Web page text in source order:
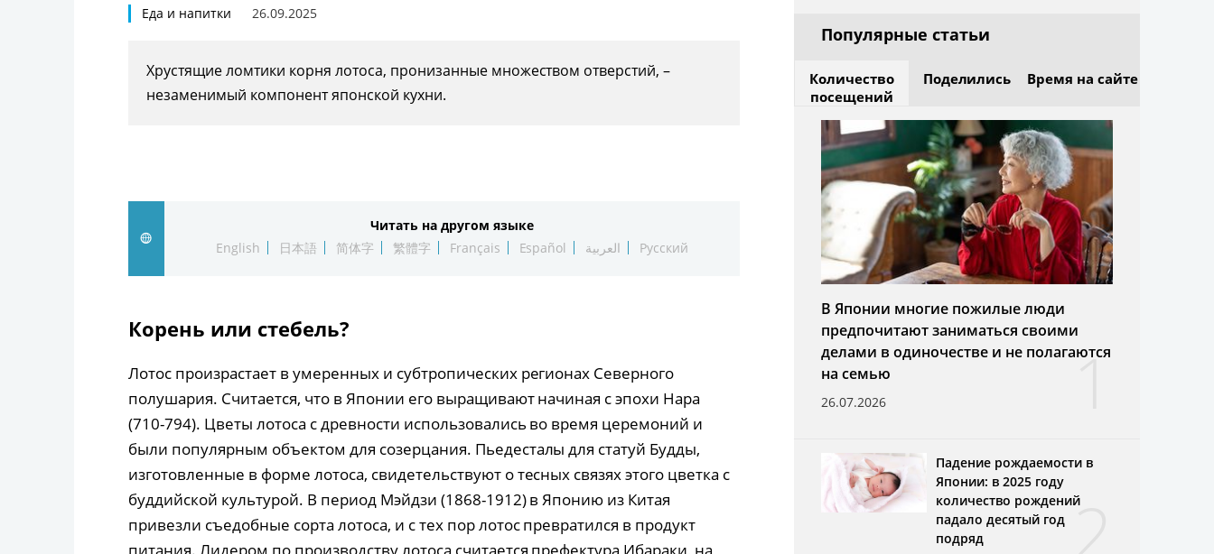
Еда и напитки 26.09.2025
Хрустящие ломтики корня лотоса, пронизанные множеством отверстий, –
незаменимый компонент японской кухни.
Читать на другом языке
English
日本語 简体字 繁體字 Français Español العربية Русский
Корень или стебель?
Лотос произрастает в умеренных и субтропических регионах Северного
полушария. Считается, что в Японии его выращивают начиная с эпохи Нара
(710-794). Цветы лотоса с древности использовались во время церемоний и
были популярным объектом для созерцания. Пьедесталы для статуй Будды,
изготовленные в форме лотоса, свидетельствуют о тесных связях этого цветка с
буддийской культурой. В период Мэйдзи (1868-1912) в Японию из Китая
привезли съедобные сорта лотоса, и с тех пор лотос превратился в продукт
питания. Лидером по производству лотоса считается префектура Ибараки, на
Популярные статьи
Количество
посещений
Поделились Время на сайте
1
В Японии многие пожилые люди
предпочитают заниматься своими
делами в одиночестве и не полагаются
на семью
26.07.2026
2
Падение рождаемости в
Японии: в 2025 году
количество рождений
падало десятый год
подряд